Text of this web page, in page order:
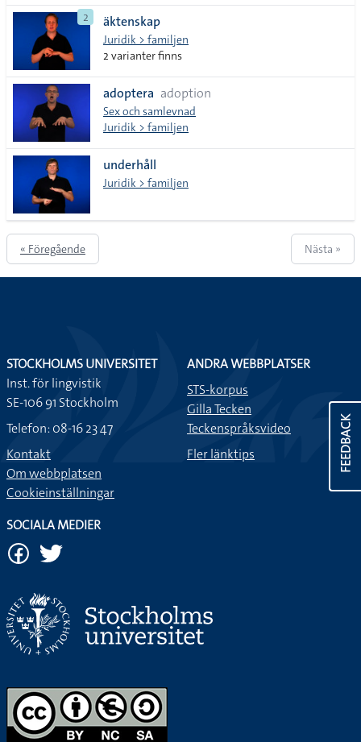
2 äktenskap
Juridik > familjen
2 varianter finns
adoptera adoption
Sex och samlevnad
Juridik > familjen
underhåll
Juridik > familjen
« Föregående Nästa »
FEEDBACK
STOCKHOLMS UNIVERSITET
Inst. för lingvistik
SE-106 91 Stockholm
Telefon: 08-16 23 47
Kontakt
Om webbplatsen
Cookieinställningar
ANDRA WEBBPLATSER
STS-korpus
Gilla Tecken
Teckenspråksvideo
Fler länktips
SOCIALA MEDIER